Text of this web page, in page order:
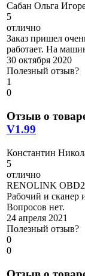
Сабан Ольга
5
отлично
Заказ пришел
работает. На
30 октября 2020
Полезный отзыв?
1
0
Отзыв о
V1.99
Константин
5
отлично
RENOLINK
Рабочий и сканер
Вопросов нет.
24 апреля 2021
Полезный отзыв?
0
0